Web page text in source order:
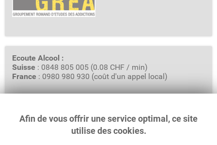
Ecoute Alcool :
Suisse : 0848 805 005 (0.08 CHF / min)
France : 0980 980 930 (coût d'un appel local)
GREA - Groupement Romand d'Etudes des Addictions
Rue Saint-Pierre 3, Case Postale 6319
Afin de vous offrir une service optimal, ce site
utilise des cookies.